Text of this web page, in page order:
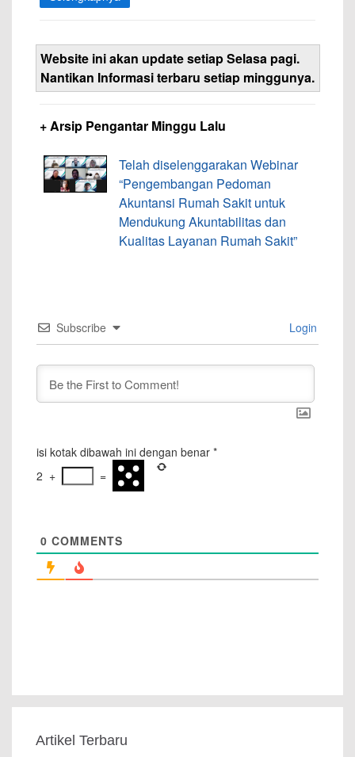
Website ini akan update setiap Selasa pagi.
Nantikan Informasi terbaru setiap minggunya.
+ Arsip Pengantar Minggu Lalu
Telah diselenggarakan Webinar
“Pengembangan Pedoman
Akuntansi Rumah Sakit untuk
Mendukung Akuntabilitas dan
Kualitas Layanan Rumah Sakit”
Subscribe Login
isi kotak dibawah ini dengan benar *
2 + =
0 COMMENTS
Artikel Terbaru